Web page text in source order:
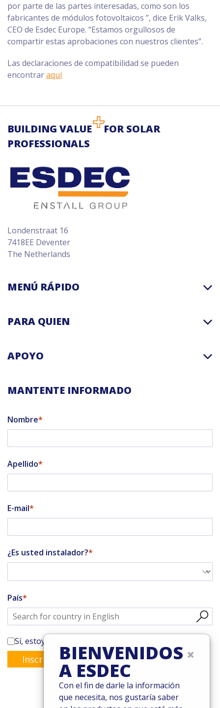
por parte de las partes interesadas, como son los
fabricantes de módulos fotovoltaicos ”, dice Erik Valks,
CEO de Esdec Europe. “Estamos orgullosos de
compartir estas aprobaciones con nuestros clientes”.
Las declaraciones de compatibilidad se pueden
encontraraquí
BUILDING VALUE
FOR SOLAR
PROFESSIONALS
Londenstraat 16
7418EE Deventer
The Netherlands
MENÚ RÁPIDO
PARA QUIEN
APOYO
MANTENTE INFORMADO
Nombre
Apellido
E-mail
¿Es usted instalador?
País
Sí, estoy suscrito al boletín de Enstall
Inscribirse ×
BIENVENIDOS
A ESDEC
Con el fin de darle la información
que necesita, nos gustaría saber